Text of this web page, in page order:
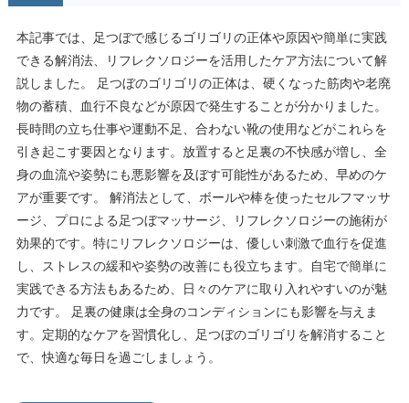
本記事では、足つぼで感じるゴリゴリの正体や原因や簡単に実践
できる解消法、リフレクソロジーを活用したケア方法について解
説しました。 足つぼのゴリゴリの正体は、硬くなった筋肉や老廃
物の蓄積、血行不良などが原因で発生することが分かりました。
長時間の立ち仕事や運動不足、合わない靴の使用などがこれらを
引き起こす要因となります。放置すると足裏の不快感が増し、全
身の血流や姿勢にも悪影響を及ぼす可能性があるため、早めのケ
アが重要です。 解消法として、ボールや棒を使ったセルフマッサ
ージ、プロによる足つぼマッサージ、リフレクソロジーの施術が
効果的です。特にリフレクソロジーは、優しい刺激で血行を促進
し、ストレスの緩和や姿勢の改善にも役立ちます。自宅で簡単に
実践できる方法もあるため、日々のケアに取り入れやすいのが魅
力です。 足裏の健康は全身のコンディションにも影響を与えま
す。定期的なケアを習慣化し、足つぼのゴリゴリを解消すること
で、快適な毎日を過ごしましょう。